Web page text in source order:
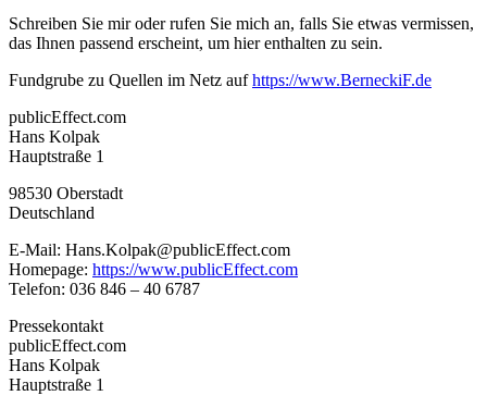
Schreiben Sie mir oder rufen Sie mich an, falls Sie etwas vermissen,
das Ihnen passend erscheint, um hier enthalten zu sein.
Fundgrube zu Quellen im Netz aufhttps://www.BerneckiF.de
publicEffect.com
Hans Kolpak
Hauptstraße 1
98530 Oberstadt
Deutschland
E-Mail: Hans.Kolpak@publicEffect.com
Homepage: https://www.publicEffect.com
Telefon: 036 846 – 40 6787
Pressekontakt
publicEffect.com
Hans Kolpak
Hauptstraße 1